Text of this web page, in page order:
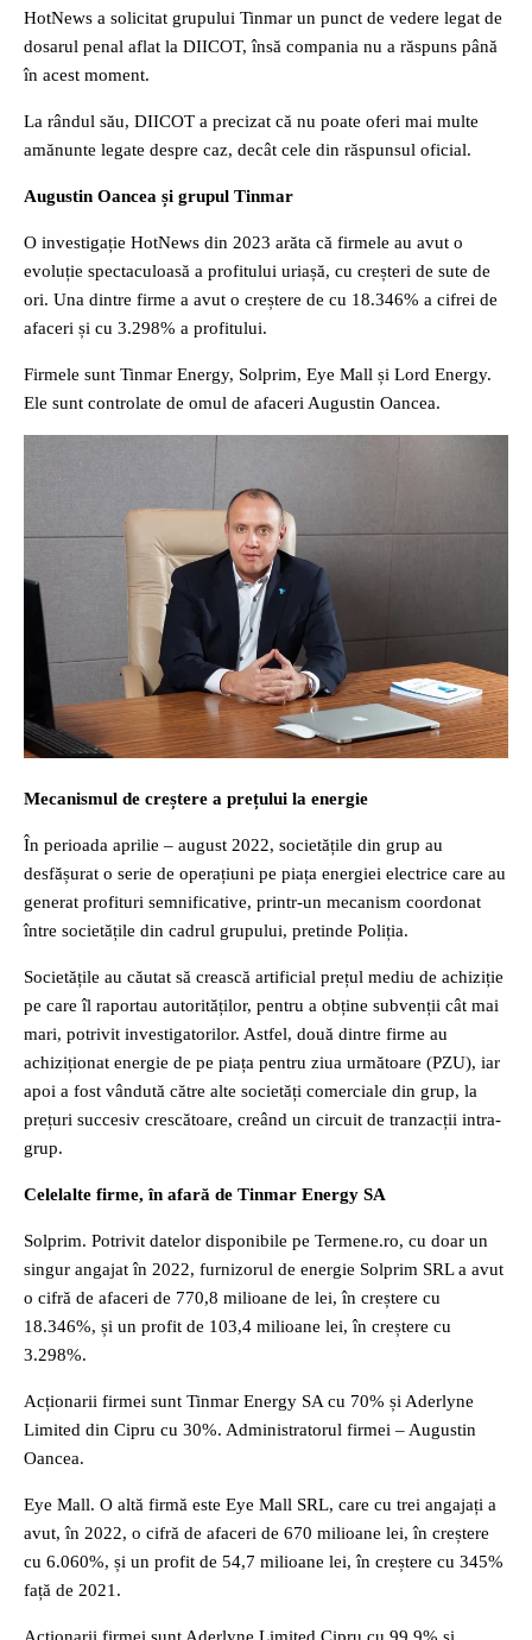
HotNews a solicitat grupului Tinmar un punct de vedere legat de
dosarul penal aflat la DIICOT, însă compania nu a răspuns până
în acest moment.
La rândul său, DIICOT a precizat că nu poate oferi mai multe
amănunte legate despre caz, decât cele din răspunsul oficial.
Augustin Oancea și grupul Tinmar
O investigație HotNews din 2023 arăta că firmele au avut o
evoluție spectaculoasă a profitului uriașă, cu creșteri de sute de
ori. Una dintre firme a avut o creștere de cu 18.346% a cifrei de
afaceri și cu 3.298% a profitului.
Firmele sunt Tinmar Energy, Solprim, Eye Mall și Lord Energy.
Ele sunt controlate de omul de afaceri Augustin Oancea.
Mecanismul de creștere a prețului la energie
În perioada aprilie – august 2022, societățile din grup au
desfășurat o serie de operațiuni pe piața energiei electrice care au
generat profituri semnificative, printr-un mecanism coordonat
între societățile din cadrul grupului, pretinde Poliția.
Societățile au căutat să crească artificial prețul mediu de achiziție
pe care îl raportau autorităților, pentru a obține subvenții cât mai
mari, potrivit investigatorilor. Astfel, două dintre firme au
achiziționat energie de pe piața pentru ziua următoare (PZU), iar
apoi a fost vândută către alte societăți comerciale din grup, la
prețuri succesiv crescătoare, creând un circuit de tranzacții intra-
grup.
Celelalte firme, în afară de Tinmar Energy SA
Solprim. Potrivit datelor disponibile pe Termene.ro, cu doar un
singur angajat în 2022, furnizorul de energie Solprim SRL a avut
o cifră de afaceri de 770,8 milioane de lei, în creștere cu
18.346%, și un profit de 103,4 milioane lei, în creștere cu
3.298%.
Acționarii firmei sunt Tinmar Energy SA cu 70% și Aderlyne
Limited din Cipru cu 30%. Administratorul firmei – Augustin
Oancea.
Eye Mall. O altă firmă este Eye Mall SRL, care cu trei angajați a
avut, în 2022, o cifră de afaceri de 670 milioane lei, în creștere
cu 6.060%, și un profit de 54,7 milioane lei, în creștere cu 345%
față de 2021.